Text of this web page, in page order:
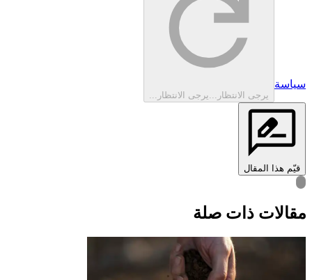
سياسة
يرجى الانتظار... يرجى الانتظار...
قيّم هذا المقال
مقالات ذات صلة